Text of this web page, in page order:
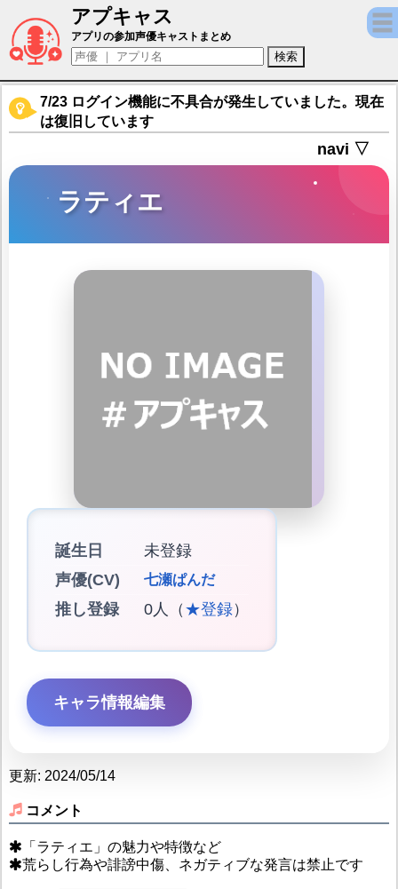
アプキャス
ラティエ（声優：七瀬ぱんだ)【ティンクル
アプリの参加声優キャストまとめ
7/23 ログイン機能に不具合が発生していました。現在
は復旧しています
navi ▽
ラティエ
誕生日
未登録
声優(CV)
七瀬ぱんだ
推し登録 0人（ ★登録）
キャラ情報編集
更新: 2024/05/14
コメント
「ラティエ」の魅力や特徴など
荒らし行為や誹謗中傷、ネガティブな発言は禁止です